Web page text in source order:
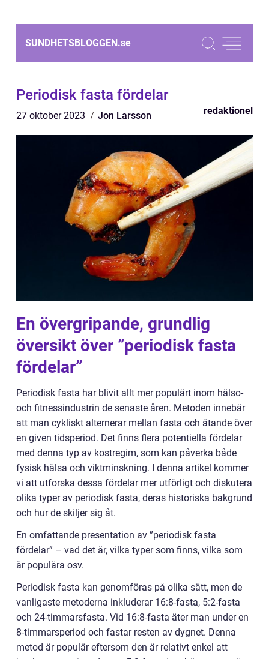
SUNDHETSBLOGGEN.se
Periodisk fasta fördelar
27 oktober 2023 Jon Larsson redaktionel
En övergripande, grundlig
översikt över ”periodisk fasta
fördelar”
Periodisk fasta har blivit allt mer populärt inom hälso-
och fitnessindustrin de senaste åren. Metoden innebär
att man cykliskt alternerar mellan fasta och ätande över
en given tidsperiod. Det finns flera potentiella fördelar
med denna typ av kostregim, som kan påverka både
fysisk hälsa och viktminskning. I denna artikel kommer
vi att utforska dessa fördelar mer utförligt och diskutera
olika typer av periodisk fasta, deras historiska bakgrund
och hur de skiljer sig åt.
En omfattande presentation av ”periodisk fasta
fördelar” – vad det är, vilka typer som finns, vilka som
är populära osv.
Periodisk fasta kan genomföras på olika sätt, men de
vanligaste metoderna inkluderar 16:8-fasta, 5:2-fasta
och 24-timmarsfasta. Vid 16:8-fasta äter man under en
8-timmarsperiod och fastar resten av dygnet. Denna
metod är populär eftersom den är relativt enkel att